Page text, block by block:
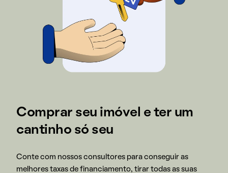
Comprar seu imóvel e ter um
cantinho só seu
Conte com nossos consultores para conseguir as
melhores taxas de financiamento, tirar todas as suas